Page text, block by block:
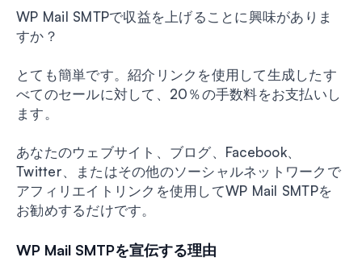
WP Mail SMTPで収益を上げることに興味がありま
すか？
とても簡単です。紹介リンクを使用して生成したす
べてのセールに対して、20％の手数料をお支払いし
ます。
あなたのウェブサイト、ブログ、Facebook、
Twitter、またはその他のソーシャルネットワークで
アフィリエイトリンクを使用してWP Mail SMTPを
お勧めするだけです。
WP Mail SMTPを宣伝する理由